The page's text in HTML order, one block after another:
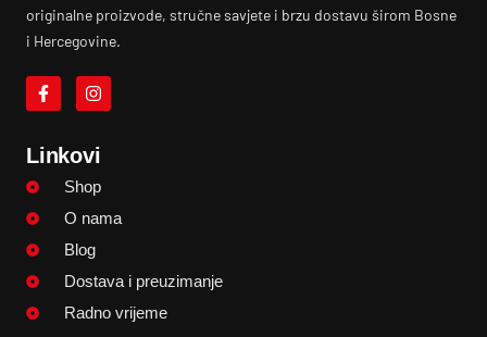
originalne proizvode, stručne savjete i brzu dostavu širom Bosne
i Hercegovine.
Linkovi
Shop
O nama
Blog
Dostava i preuzimanje
Radno vrijeme